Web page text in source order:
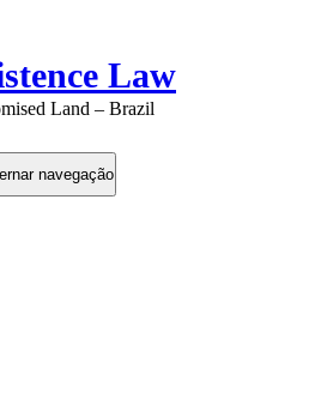
Law
Land – Brazil
navegação